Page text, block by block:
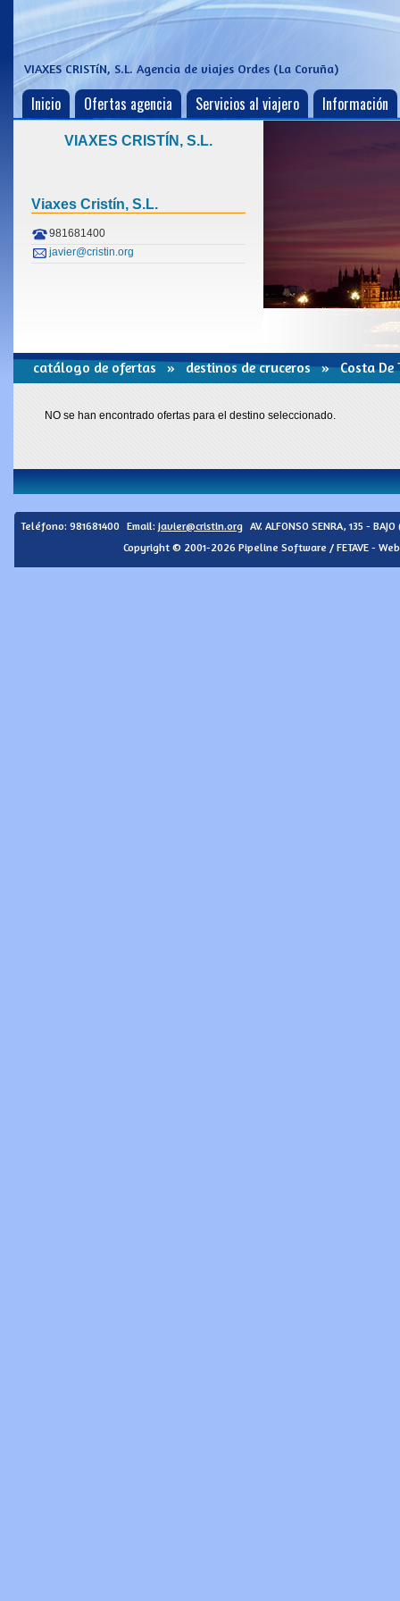
VIAXES CRISTíN, S.L. Agencia de viajes Ordes (La Coruña)
Inicio Ofertas agencia Servicios al viajero Información
VIAXES CRISTÍN, S.L.
Viaxes Cristín, S.l.
981681400
javier@cristin.org
catálogo de ofertas»destinos de cruceros» Costa De
NO se han encontrado ofertas para el destino seleccionado.
Teléfono: 981681400 Email: javier@cristin.org AV. ALFONSO SENRA, 135 - BAJO
Copyright © 2001-2026 Pipeline Software / FETAVE -